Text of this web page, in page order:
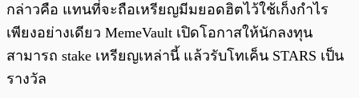
กล่าวคือ แทนที่จะถือเหรียญมีมยอดฮิตไว้ใช้เก็งกำไร
เพียงอย่างเดียว MemeVault เปิดโอกาสให้นักลงทุน
สามารถ stake เหรียญเหล่านี้ แล้วรับโทเค็น STARS เป็น
รางวัล